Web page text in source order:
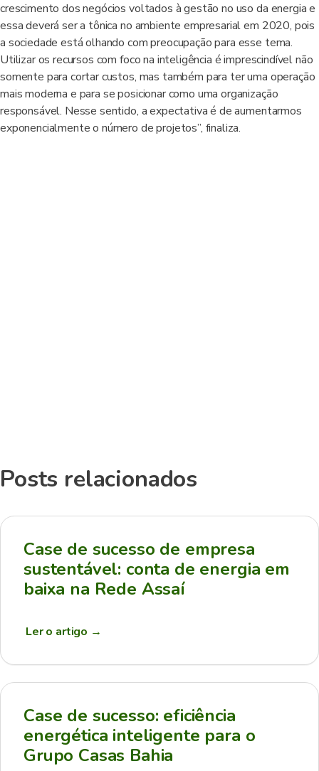
crescimento dos negócios voltados à gestão no uso da energia e
essa deverá ser a tônica no ambiente empresarial em 2020, pois
a sociedade está olhando com preocupação para esse tema.
Utilizar os recursos com foco na inteligência é imprescindível não
somente para cortar custos, mas também para ter uma operação
mais moderna e para se posicionar como uma organização
responsável. Nesse sentido, a expectativa é de aumentarmos
exponencialmente o número de projetos”, finaliza.
Posts relacionados
Case de sucesso de empresa
sustentável: conta de energia em
baixa na Rede Assaí
Ler o artigo →
Case de sucesso: eficiência
energética inteligente para o
Grupo Casas Bahia